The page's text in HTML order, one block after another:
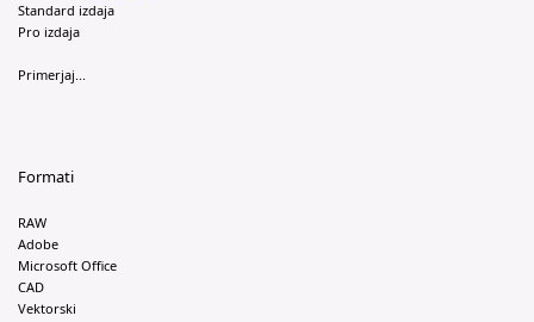
Standard izdaja
Pro izdaja
Primerjaj...
Formati
RAW
Adobe
Microsoft Office
CAD
Vektorski